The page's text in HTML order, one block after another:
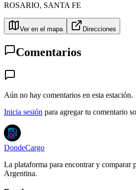
ROSARIO, SANTA FE
Ver en el mapa Direcciones
Comentarios
Aún no hay comentarios en esta estación.
Inicia sesión para agregar tu comentario
DondeCargo
La plataforma para encontrar y comparar
Argentina.